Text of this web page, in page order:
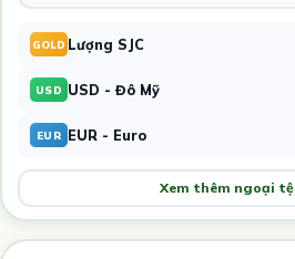
GOLD Lượng SJC
USD USD - Đô Mỹ
EUR EUR - Euro
Xem thêm ngoại tệ